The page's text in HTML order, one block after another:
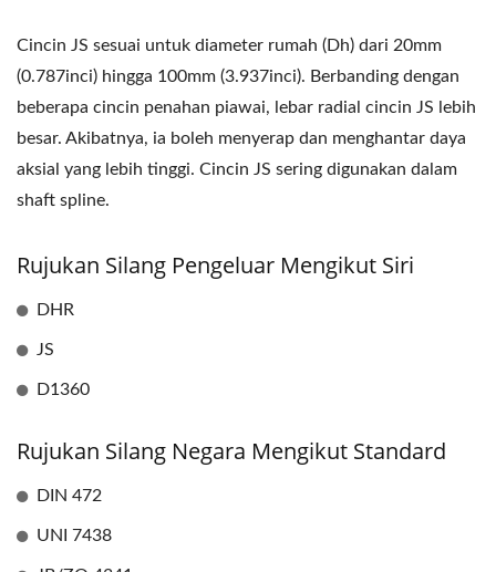
Cincin JS sesuai untuk diameter rumah (Dh) dari 20mm
(0.787inci) hingga 100mm (3.937inci). Berbanding dengan
beberapa cincin penahan piawai, lebar radial cincin JS lebih
besar. Akibatnya, ia boleh menyerap dan menghantar daya
aksial yang lebih tinggi. Cincin JS sering digunakan dalam
shaft spline.
Rujukan Silang Pengeluar Mengikut Siri
DHR
JS
D1360
Rujukan Silang Negara Mengikut Standard
DIN 472
UNI 7438